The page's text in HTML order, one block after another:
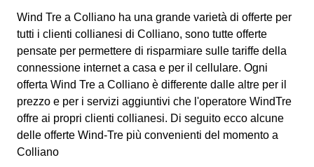
Wind Tre a Colliano ha una grande varietà di offerte per
tutti i clienti collianesi di Colliano, sono tutte offerte
pensate per permettere di risparmiare sulle tariffe della
connessione internet a casa e per il cellulare. Ogni
offerta Wind Tre a Colliano è differente dalle altre per il
prezzo e per i servizi aggiuntivi che l'operatore WindTre
offre ai propri clienti collianesi. Di seguito ecco alcune
delle offerte Wind-Tre più convenienti del momento a
Colliano